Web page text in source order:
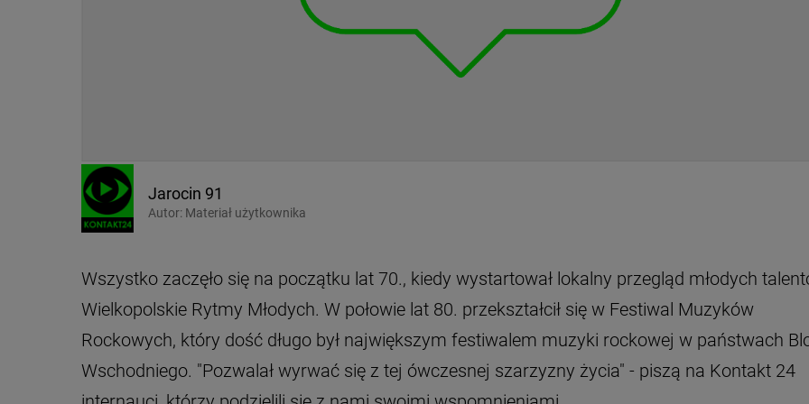
Jarocin 91
Autor: Materiał użytkownika
Wszystko zaczęło się na początku lat 70., kiedy wystartował lokalny przegląd młodych
Wielkopolskie Rytmy Młodych. W połowie lat 80. przekształcił się w Festiwal Muzyków
Rockowych, który dość długo był największym festiwalem muzyki rockowej w państwach
Wschodniego. "Pozwalał wyrwać się z tej ówczesnej szarzyzny życia" - piszą na Kontakt 24